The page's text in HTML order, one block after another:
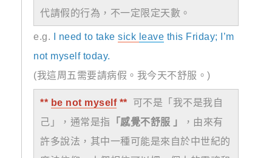
代請假的行為，不一定限定天數。
e.g. I need to take sick leave this Friday; I’m
not myself today.
(我這周五需要請病假。我今天不舒服。)
** be not myself** 可不是「我不是我自
己」，通常是指 「感覺不舒服 」
，由來有
許多說法，其中一種可能是來自於中世紀的